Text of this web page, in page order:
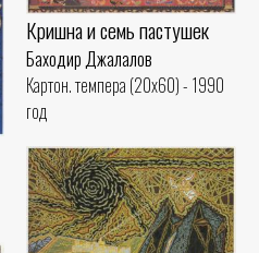
Кришна и семь пастушек
Баходир Джалалов
Картон. темпера (20x60) - 1990
год